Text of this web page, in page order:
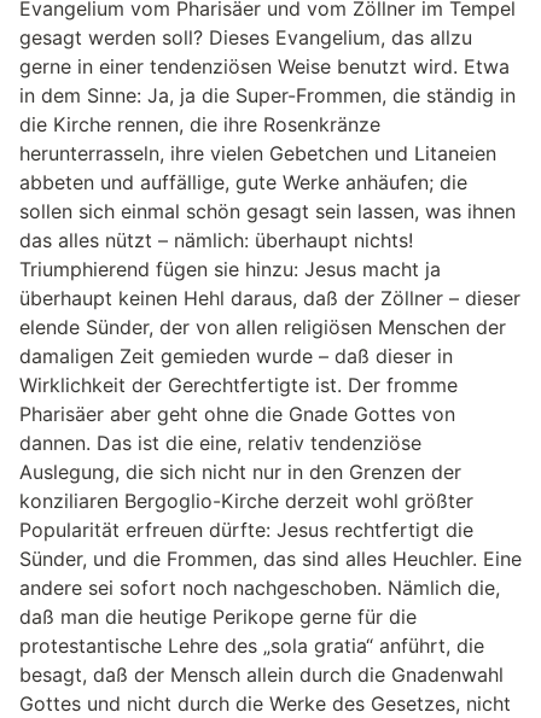
Evangelium vom Pharisäer und vom Zöllner im Tempel
gesagt werden soll? Dieses Evangelium, das allzu
gerne in einer tendenziösen Weise benutzt wird. Etwa
in dem Sinne: Ja, ja die Super-Frommen, die ständig in
die Kirche rennen, die ihre Rosenkränze
herunterrasseln, ihre vielen Gebetchen und Litaneien
abbeten und auffällige, gute Werke anhäufen; die
sollen sich einmal schön gesagt sein lassen, was ihnen
das alles nützt – nämlich: überhaupt nichts!
Triumphierend fügen sie hinzu: Jesus macht ja
überhaupt keinen Hehl daraus, daß der Zöllner – dieser
elende Sünder, der von allen religiösen Menschen der
damaligen Zeit gemieden wurde – daß dieser in
Wirklichkeit der Gerechtfertigte ist. Der fromme
Pharisäer aber geht ohne die Gnade Gottes von
dannen. Das ist die eine, relativ tendenziöse
Auslegung, die sich nicht nur in den Grenzen der
konziliaren Bergoglio-Kirche derzeit wohl größter
Popularität erfreuen dürfte: Jesus rechtfertigt die
Sünder, und die Frommen, das sind alles Heuchler. Eine
andere sei sofort noch nachgeschoben. Nämlich die,
daß man die heutige Perikope gerne für die
protestantische Lehre des „sola gratia“ anführt, die
besagt, daß der Mensch allein durch die Gnadenwahl
Gottes und nicht durch die Werke des Gesetzes, nicht